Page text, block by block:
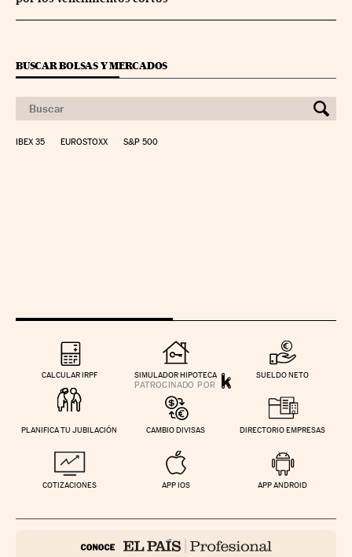
BUSCAR BOLSAS Y MERCADOS
IBEX 35 EUROSTOXX S&P 500
CALCULAR IRPF SIMULADOR HIPOTECA SUELDO NETO
PLANIFICA TU JUBILACIÓN CAMBIO DIVISAS DIRECTORIO EMPRESAS
COTIZACIONES APP IOS APP ANDROID